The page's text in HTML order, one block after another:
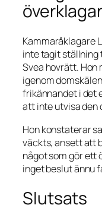
Kammaråklagare
inte tagit ställning
Svea hovrätt. Hon
igenom
frikännandet i det
att inte utvisa den
Hon konstaterar
väckts, ansett att
något som gör ett
inget beslut ännu
Slutsats